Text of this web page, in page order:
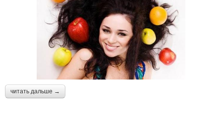
читать дальше →